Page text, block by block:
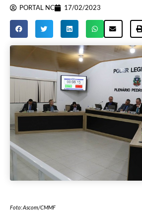
PORTAL NC 17/02/2023
Foto: Ascom/CMMF